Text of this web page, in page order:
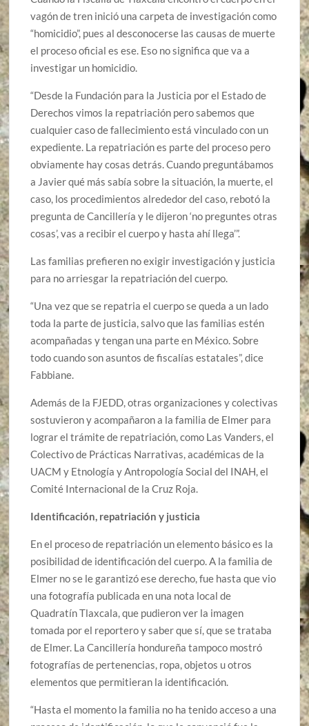
vagón de tren inició una carpeta de investigación como
“homicidio”, pues al desconocerse las causas de muerte
el proceso oficial es ese. Eso no significa que va a
investigar un homicidio.
“Desde la Fundación para la Justicia por el Estado de
Derechos vimos la repatriación pero sabemos que
cualquier caso de fallecimiento está vinculado con un
expediente. La repatriación es parte del proceso pero
obviamente hay cosas detrás. Cuando preguntábamos
a Javier qué más sabía sobre la situación, la muerte, el
caso, los procedimientos alrededor del caso, rebotó la
pregunta de Cancillería y le dijeron ‘no preguntes otras
cosas’, vas a recibir el cuerpo y hasta ahí llega’”.
Las familias prefieren no exigir investigación y justicia
para no arriesgar la repatriación del cuerpo.
“Una vez que se repatria el cuerpo se queda a un lado
toda la parte de justicia, salvo que las familias estén
acompañadas y tengan una parte en México. Sobre
todo cuando son asuntos de fiscalías estatales”, dice
Fabbiane.
Además de la FJEDD, otras organizaciones y colectivas
sostuvieron y acompañaron a la familia de Elmer para
lograr el trámite de repatriación, como Las Vanders, el
Colectivo de Prácticas Narrativas, académicas de la
UACM y Etnología y Antropología Social del INAH, el
Comité Internacional de la Cruz Roja.
Identificación, repatriación y justicia
En el proceso de repatriación un elemento básico es la
posibilidad de identificación del cuerpo. A la familia de
Elmer no se le garantizó ese derecho, fue hasta que vio
una fotografía publicada en una nota local de
Quadratín Tlaxcala, que pudieron ver la imagen
tomada por el reportero y saber que sí, que se trataba
de Elmer. La Cancillería hondureña tampoco mostró
fotografías de pertenencias, ropa, objetos u otros
elementos que permitieran la identificación.
“Hasta el momento la familia no ha tenido acceso a una